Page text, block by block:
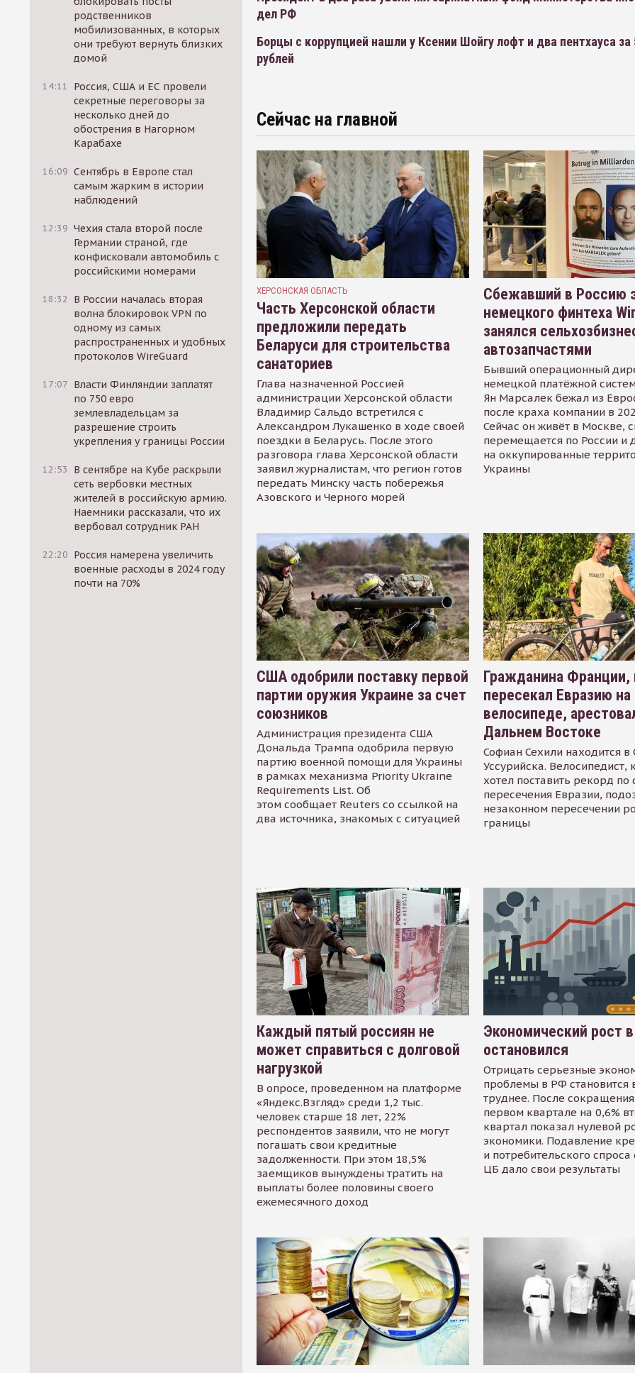
родственников
мобилизованных, в которых
они требуют вернуть близких
домой
14:11
Россия, США и ЕС провели
секретные переговоры за
несколько дней до
обострения в Нагорном
Карабахе
16:09 Сентябрь в Европе стал
самым жарким в истории
наблюдений
12:39 Чехия стала второй после
Германии страной, где
конфисковали автомобиль с
российскими номерами
18:32
В России началась вторая
волна блокировок VPN по
одному из самых
распространенных и удобных
протоколов WireGuard
17:07 Власти Финляндии заплатят
по 750 евро
землевладельцам за
разрешение строить
укрепления у границы России
12:53
В сентябре на Кубе раскрыли
сеть вербовки местных
жителей в российскую армию.
Наемники рассказали, что их
вербовал сотрудник РАН
22:20 Россия намерена увеличить
военные расходы в 2024 году
почти на 70%
дел РФ
Борцы с коррупцией нашли у Ксении Шойгу лофт и два пентхауса за
рублей
Сейчас на главной
ХЕРСОНСКАЯ ОБЛАСТЬ
Часть Херсонской области
предложили передать
Беларуси для строительства
санаториев
Глава назначенной Россией
администрации Херсонской области
Владимир Сальдо встретился с
Александром Лукашенко в ходе своей
поездки в Беларусь. После этого
разговора глава Херсонской области
заявил журналистам, что регион готов
передать Минску часть побережья
Азовского и Черного морей
Сбежавший в Россию
немецкого финтеха
занялся
автозапчастями
Бывший операционный
немецкой платёжной
Ян Марсалек бежал из
после краха компании в
Сейчас он живёт в Москве,
перемещается по России и
на оккупированные
Украины
США одобрили поставку первой
партии оружия Украине за счет
союзников
Администрация президента США
Дональда Трампа одобрила первую
партию военной помощи для Украины
в рамках механизма Priority Ukraine
Requirements List. Об
этом сообщает Reuters со ссылкой на
два источника, знакомых с ситуацией
Гражданина Франции,
пересекал Евразию на
велосипеде,
Дальнем Востоке
Софиан Сехили находится
Уссурийска. Велосипедист,
хотел поставить рекорд по
пересечения Евразии,
незаконном пересечении
границы
Каждый пятый россиян не
может справиться с долговой
нагрузкой
В опросе, проведенном на платформе
«Яндекс.Взгляд» среди 1,2 тыс.
человек старше 18 лет, 22%
респондентов заявили, что не могут
погашать свои кредитные
задолженности. При этом 18,5%
заемщиков вынуждены тратить на
выплаты более половины своего
ежемесячного доход
Экономический рост
остановился
Отрицать серьезные
проблемы в РФ становится
труднее. После
первом квартале на 0,6%
квартал показал нулевой
экономики. Подавление
и потребительского
ЦБ дало свои результаты